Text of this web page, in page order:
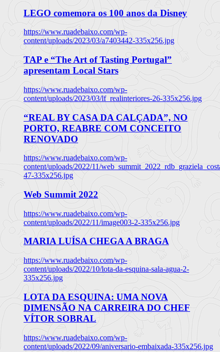
LEGO comemora os 100 anos da Disney
https://www.ruadebaixo.com/wp-
content/uploads/2023/03/a7403442-335x256.jpg
TAP e “The Art of Tasting Portugal”
apresentam Local Stars
https://www.ruadebaixo.com/wp-
content/uploads/2023/03/lf_realinteriores-26-335x256.jpg
“REAL BY CASA DA CALÇADA”, NO
PORTO, REABRE COM CONCEITO
RENOVADO
https://www.ruadebaixo.com/wp-
content/uploads/2022/11/
47-335x256.jpg
Web Summit 2022
https://www.ruadebaixo.com/wp-
content/uploads/2022/11/image003-2-335x256.jpg
MARIA LUÍSA CHEGA A BRAGA
https://www.ruadebaixo.com/wp-
content/uploads/2022/10/lota-da-esquina-sala-agua-2-
335x256.jpg
LOTA DA ESQUINA: UMA NOVA
DIMENSÃO NA CARREIRA DO CHEF
VÍTOR SOBRAL
https://www.ruadebaixo.com/wp-
content/uploads/2022/09/aniversario-embaixada-335x256.jpg